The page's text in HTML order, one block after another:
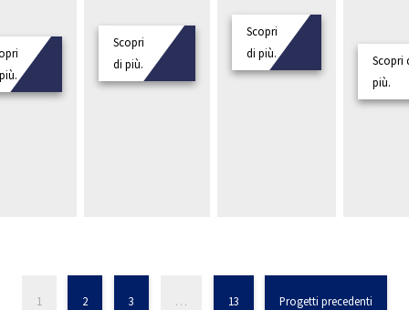
Scopri
di più.
Scopri
di più.
Scopri
più.
1 2 3 … 13 Progetti precedenti